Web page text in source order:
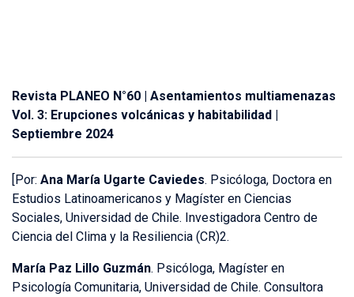
Revista PLANEO N°60 | Asentamientos multiamenazas
Vol. 3: Erupciones volcánicas y habitabilidad |
Septiembre 2024
[Por: Ana María Ugarte Caviedes. Psicóloga, Doctora en
Estudios Latinoamericanos y Magíster en Ciencias
Sociales, Universidad de Chile. Investigadora Centro de
Ciencia del Clima y la Resiliencia (CR)2.
María Paz Lillo Guzmán. Psicóloga, Magíster en
Psicología Comunitaria, Universidad de Chile. Consultora